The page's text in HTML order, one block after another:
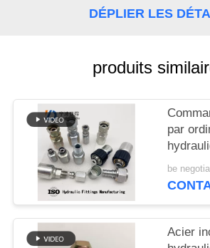
PRIVACY
POLICY
DÉPLIER LES
produits
par
haute
tuyau
Acier